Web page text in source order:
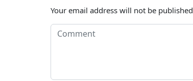
Your email address will not be published